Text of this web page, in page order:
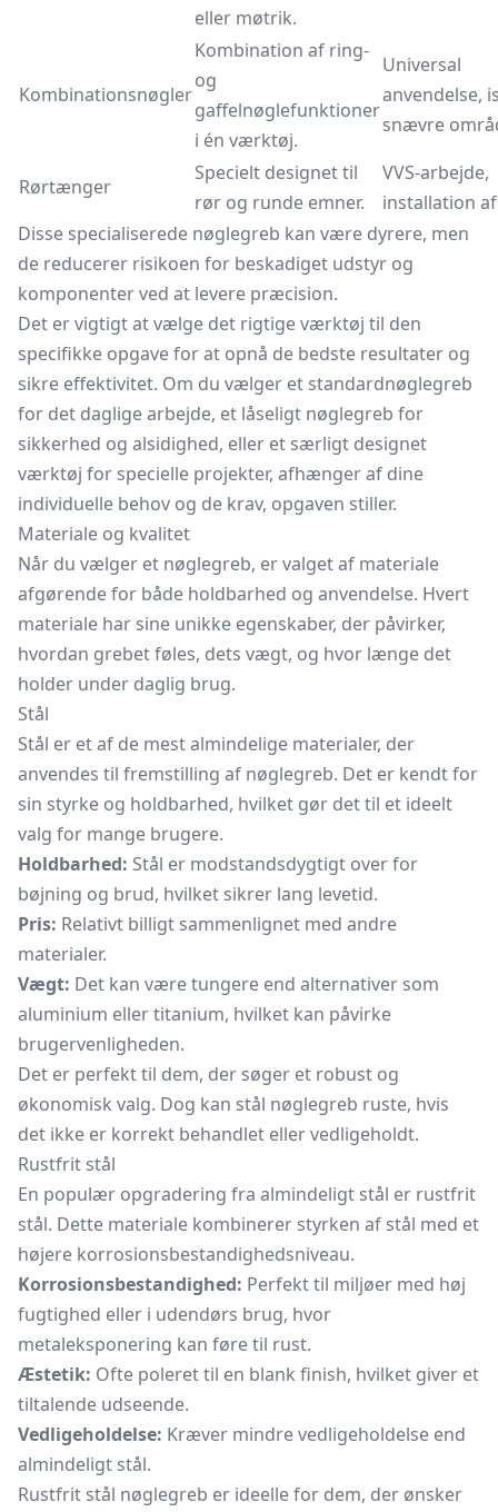
eller møtrik.
Kombinationsnøgler
Kombination af ring-
og
gaffelnøglefunktioner
i én værktøj.
Universal
anvendelse,
snævre
Rørtænger
Specielt designet til
rør og runde emner.
VVS-arbejde,
installation
Disse specialiserede nøglegreb kan være dyrere, men
de reducerer risikoen for beskadiget udstyr og
komponenter ved at levere præcision.
Det er vigtigt at vælge det rigtige værktøj til den
specifikke opgave for at opnå de bedste resultater og
sikre effektivitet. Om du vælger et standardnøglegreb
for det daglige arbejde, et låseligt nøglegreb for
sikkerhed og alsidighed, eller et særligt designet
værktøj for specielle projekter, afhænger af dine
individuelle behov og de krav, opgaven stiller.
Materiale og kvalitet
Når du vælger et nøglegreb, er valget af materiale
afgørende for både holdbarhed og anvendelse. Hvert
materiale har sine unikke egenskaber, der påvirker,
hvordan grebet føles, dets vægt, og hvor længe det
holder under daglig brug.
Stål
Stål er et af de mest almindelige materialer, der
anvendes til fremstilling af nøglegreb. Det er kendt for
sin styrke og holdbarhed, hvilket gør det til et ideelt
valg for mange brugere.
Holdbarhed: Stål er modstandsdygtigt over for
bøjning og brud, hvilket sikrer lang levetid.
Pris: Relativt billigt sammenlignet med andre
materialer.
Vægt: Det kan være tungere end alternativer som
aluminium eller titanium, hvilket kan påvirke
brugervenligheden.
Det er perfekt til dem, der søger et robust og
økonomisk valg. Dog kan stål nøglegreb ruste, hvis
det ikke er korrekt behandlet eller vedligeholdt.
Rustfrit stål
En populær opgradering fra almindeligt stål er rustfrit
stål. Dette materiale kombinerer styrken af stål med et
højere korrosionsbestandighedsniveau.
Korrosionsbestandighed: Perfekt til miljøer med høj
fugtighed eller i udendørs brug, hvor
metaleksponering kan føre til rust.
Æstetik: Ofte poleret til en blank finish, hvilket giver et
tiltalende udseende.
Vedligeholdelse: Kræver mindre vedligeholdelse end
almindeligt stål.
Rustfrit stål nøglegreb er ideelle for dem, der ønsker